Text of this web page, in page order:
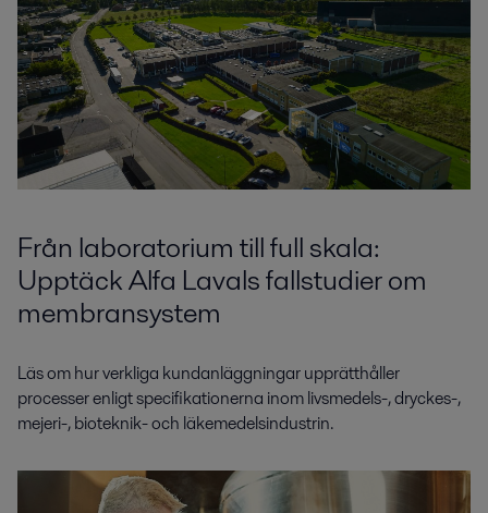
Från laboratorium till full skala:
Upptäck Alfa Lavals fallstudier om
membransystem
Läs om hur verkliga kundanläggningar upprätthåller
processer enligt specifikationerna inom livsmedels-, dryckes-,
mejeri-, bioteknik- och läkemedelsindustrin.